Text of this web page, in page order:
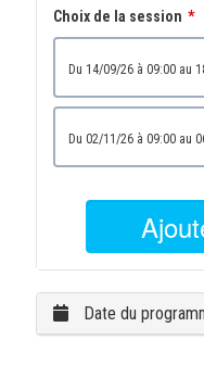
Choix de la session
Date du